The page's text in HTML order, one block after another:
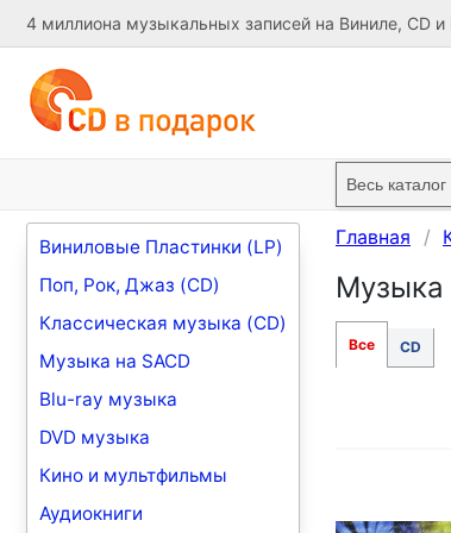
4 миллиона музыкальных записей на Виниле, CD и
Виниловые Пластинки (LP)
Поп, Рок, Джаз (CD)
Классическая музыка (CD)
Музыка на SACD
Blu-ray музыка
DVD музыка
Кино и мультфильмы
Аудиокниги
Главная
Музыка
Все CD